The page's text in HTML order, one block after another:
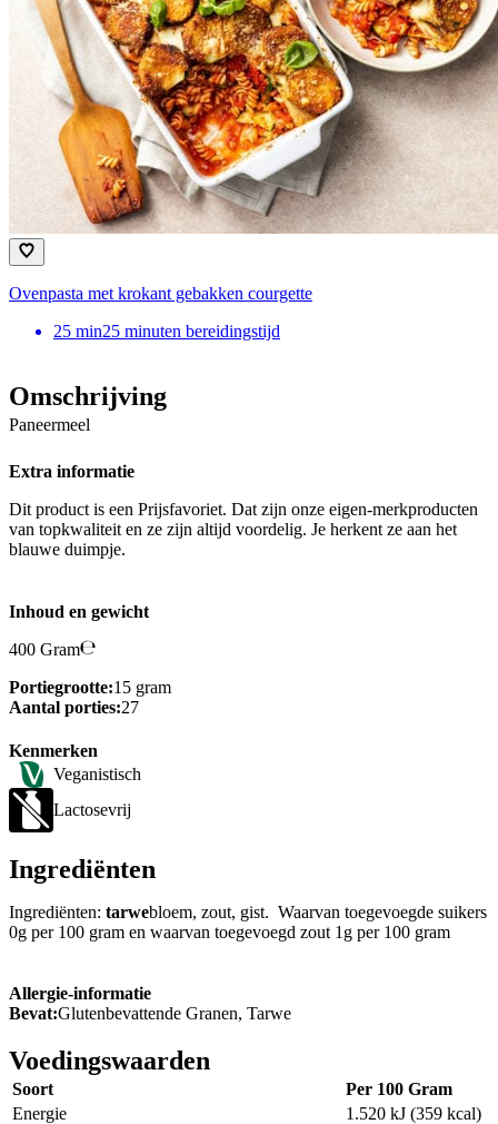
Ovenpasta met krokant gebakken courgette
25 min25 minuten bereidingstijd
Omschrijving
Paneermeel
Extra informatie
Dit product is een Prijsfavoriet. Dat zijn onze eigen-merkproducten
van topkwaliteit en ze zijn altijd voordelig. Je herkent ze aan het
blauwe duimpje.
Inhoud en gewicht
400 Gram
Portiegrootte:15 gram
Aantal porties:27
Kenmerken
Veganistisch
Lactosevrij
Ingrediënten
Ingrediënten: tarwebloem, zout, gist. Waarvan toegevoegde suikers
0g per 100 gram en waarvan toegevoegd zout 1g per 100 gram
Allergie-informatie
Bevat:Glutenbevattende Granen, Tarwe
Voedingswaarden
Soort
Per 100 Gram
Energie
1.520 kJ (359 kcal)